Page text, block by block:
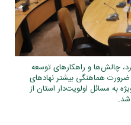
چالش‌ها و راهکارهای توسعه
ضرورت هماهنگی بیشتر نهادهای
به مسائل اولویت‌دار استان از
شد.